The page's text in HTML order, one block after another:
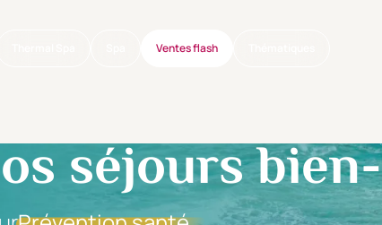
Ventes flash
séjours